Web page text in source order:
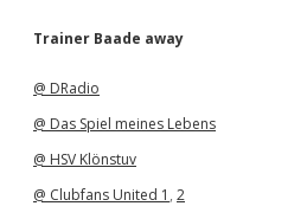
h
Trainer Baade away
@ DRadio
@ Das Spiel meines Lebens
@ HSV Klönstuv
@ Clubfans United 1 , 2